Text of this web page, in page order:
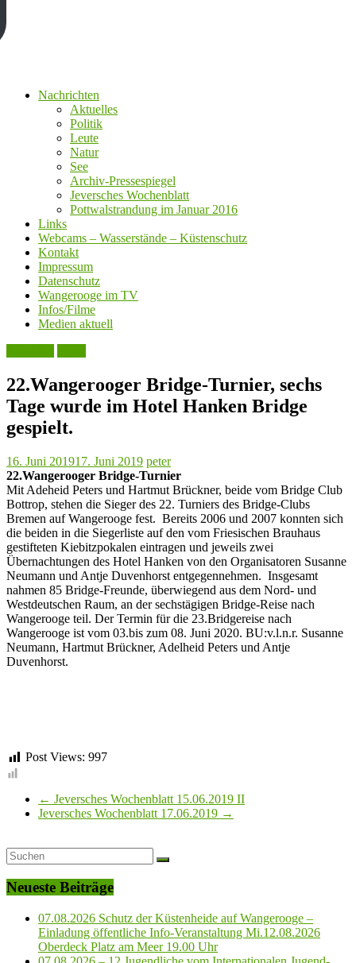
Nachrichten
Aktuelles
Politik
Leute
Natur
See
Archiv-Pressespiegel
Jeversches Wochenblatt
Pottwalstrandung im Januar 2016
Links
Webcams – Wasserstände – Küstenschutz
Kontakt
Impressum
Datenschutz
Wangerooge im TV
Infos/Filme
Medien aktuell
22.Wangerooger Bridge-Turnier, sechs
Tage wurde im Hotel Hanken Bridge
gespielt.
16. Juni 201917. Juni 2019 peter
22.Wangerooger Bridge-Turnier
Mit Adeheid Peters und Hartmut Brückner, beide vom Bridge Club
Bottrop, stehen die Sieger des 22. Turniers des Bridge-Clubs
Bremen auf Wangerooge fest. Bereits 2006 und 2007 konnten sich
die beiden in die Siegerliste auf den vom Friesischen Brauhaus
gestifteten Kiebitzpokalen eintragen und jeweils zwei
Übernachtungen des Hotel Hanken von den Organisatoren Susanne
Neumann und Antje Duvenhorst entgegennehmen. Insgesamt
nahmen 85 Bridge-Freunde, überwiegend aus dem Nord- und
Westdeutschen Raum, an der sechstägigen Bridge-Reise nach
Wangerooge teil. Der Termin für die 23.Bridgereise nach
Wangerooge ist vom 03.bis zum 08. Juni 2020. BU:v.l.n.r. Susanne
Neumann, Hartmut Brückner, Adelheid Peters und Antje
Duvenhorst.
Post Views: 997
← Jeversches Wochenblatt 15.06.2019 II
Jeversches Wochenblatt 17.06.2019 →
Neueste Beiträge
07.08.2026 Schutz der Küstenheide auf Wangerooge –
Einladung öffentliche Info-Veranstaltung Mi.12.08.2026
Oberdeck Platz am Meer 19.00 Uhr